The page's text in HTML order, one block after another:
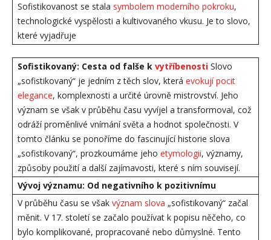
Sofistikovanost se stala symbolem moderního pokroku,
technologické vyspělosti a kultivovaného vkusu. Je to slovo,
které vyjadřuje
Sofistikovaný: Cesta od falše k vytříbenosti Slovo
„sofistikovaný“ je jedním z těch slov, která evokují pocit
elegance, komplexnosti a určité úrovně mistrovství. Jeho
význam se však v průběhu času vyvíjel a transformoval, což
odráží proměnlivé vnímání světa a hodnot společnosti. V
tomto článku se ponoříme do fascinující historie slova
„sofistikovaný“, prozkoumáme jeho etymologii, významy,
způsoby použití a další zajímavosti, které s ním souvisejí.
Vývoj významu: Od negativního k pozitivnímu
V průběhu času se však význam slova „sofistikovaný“ začal
měnit. V 17. století se začalo používat k popisu něčeho, co
bylo komplikované, propracované nebo důmyslné. Tento